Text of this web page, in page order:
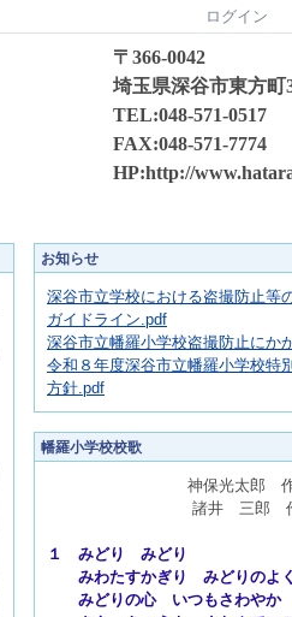
ログイン
〒366-0042
埼玉県深谷市東方町
TEL:048-571-0517
FAX:048-571-7774
HP:http://
お知らせ
深谷市立学校における盗撮防止等
ガイドライン.pdf
深谷市立幡羅小学校盗撮防止にか
令和８年度深谷市立幡羅小学校特
方針.pdf
幡羅小学校校歌
神保光太郎 作
諸井 三郎 作
１ みどり みどり
みわたすかぎり みどりのよ
みどりの心 いつもさわやか